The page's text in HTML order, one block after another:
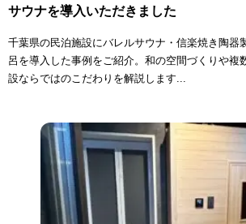
サウナを導入いただきました
千葉県の民泊施設にバレルサウナ・信楽焼き陶器
呂を導入した事例をご紹介。和の空間づくりや複
設ならではのこだわりを解説します...